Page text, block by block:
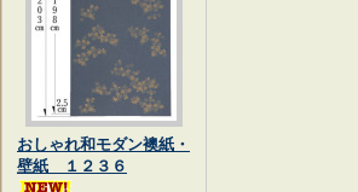
おしゃれ和モダン襖紙・
壁紙 １２３６